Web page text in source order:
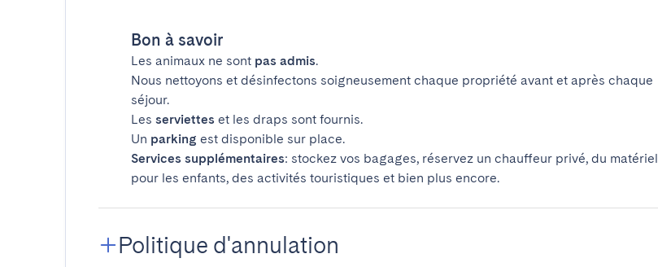
Bon à savoir
Les animaux ne sont pas admis.
Nous nettoyons et désinfectons soigneusement chaque propriété avant et après chaque
séjour.
Les serviettes et les draps sont fournis.
Un parking est disponible sur place.
Services supplémentaires: stockez vos bagages, réservez un chauffeur privé, du matériel
pour les enfants, des activités touristiques et bien plus encore.
Politique d'annulation